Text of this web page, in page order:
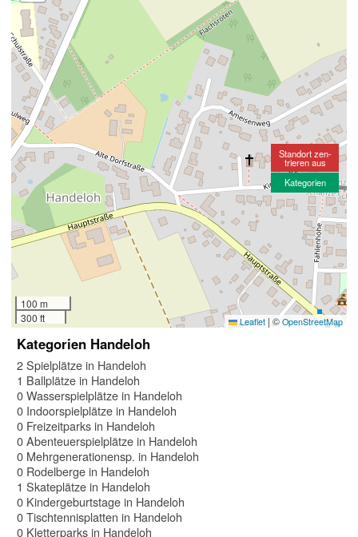
100 m
300 ft
Leaflet | © OpenStreetMap
Standort zen-
trieren aus
Kategorien
Kategorien Handeloh
2 Spielplätze in Handeloh
1 Ballplätze in Handeloh
0 Wasserspielplätze in Handeloh
0 Indoorspielplätze in Handeloh
0 Freizeitparks in Handeloh
0 Abenteuerspielplätze in Handeloh
0 Mehrgenerationensp. in Handeloh
0 Rodelberge in Handeloh
1 Skateplätze in Handeloh
0 Kindergeburtstage in Handeloh
0 Tischtennisplatten in Handeloh
0 Kletterparks in Handeloh